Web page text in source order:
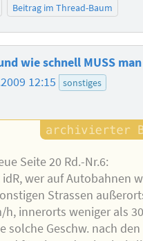
Beitrag im Thread-Baum
wie schnell MUSS
12:15 sonstiges
Seite 20 Rd.-Nr.6:
wer auf Autobahnen
Strassen
h, innerorts weniger als
solche Geschw. nach den